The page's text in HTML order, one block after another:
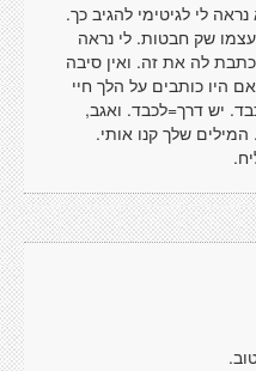
לי לגיטימי להגיב כך.
שק חבטות. לי נראה
לה את זה. ואין סיבה
היו כותבים על הלך חיי
יש דרך=לכבד. ואגב,
שלך קנו אותי.